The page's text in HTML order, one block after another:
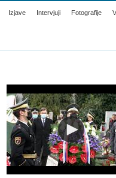
Izjave Intervjuji Fotografije